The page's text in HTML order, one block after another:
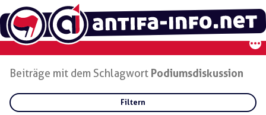
Zum
Inhalt
springen
Beiträge mit dem Schlagwort Podiumsdiskussion
Filtern